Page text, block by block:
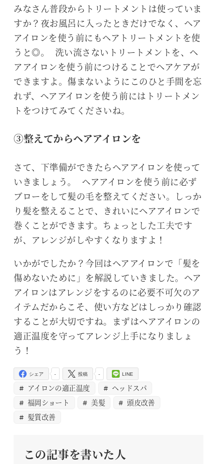
みなさん普段からトリートメントは使っていま
すか？夜お風呂に入ったときだけでなく、ヘア
アイロンを使う前にもヘアトリートメントを使
うと◎。 洗い流さないトリートメントを、ヘ
アアイロンを使う前につけることでヘアケアが
できますよ。傷まないようにこのひと手間を忘
れず、ヘアアイロンを使う前にはトリートメン
トをつけてみてくださいね。
③整えてからヘアアイロンを
さて、下準備ができたらヘアアイロンを使って
いきましょう。 ヘアアイロンを使う前に必ず
ブローをして髪の毛を整えてください。しっか
り髪を整えることで、きれいにヘアアイロンで
巻くことができます。ちょっとした工夫です
が、アレンジがしやすくなりますよ！
いかがでしたか？今回はヘアアイロンで「髪を
傷めないために」を解説していきました。ヘア
アイロンはアレンジをするのに必要不可欠のア
イテムだからこそ、使い方などはしっかり確認
することが大切ですね。まずはヘアアイロンの
適正温度を守ってアレンジ上手になりましょ
う！
-
シェア -
投稿 LINE
アイロンの適正温度
ヘッドスパ
福岡ショート
美髪
頭皮改善
髪質改善
この記事を書いた人